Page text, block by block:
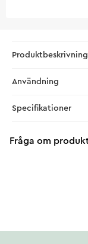
Produktbeskrivning
Användning
Specifikationer
Fråga om